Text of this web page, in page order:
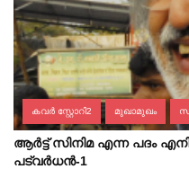
കവർ സ്റ്റോറി2 മുഖാമുഖം
ആർട്ട് സിനിമ എന്ന പദം
പട്വർധൻ-1